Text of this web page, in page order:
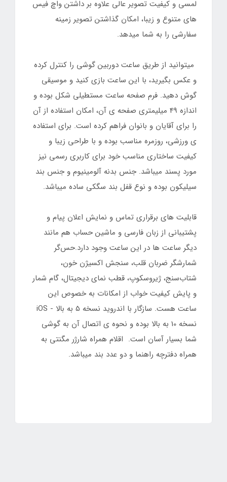
لمسی و کیفیت تصویر عالی علاوه بر داشتن واچ فیس
های متنوع و زیبا، امکان گذاشتن تصویر زمینه
سفارشی را به شما میدهد.
میتوانید از طریق ساعت دوربین گوشی را کنترل کرده
و عکس بگیرید، با این ساعت بازی کنید و موسیقی
گوش دهید. فرم صفحه ساعت مستطیلی شکل بوده و
اندازه 49 میلیمتری صفحه ی آن، امکان استفاده از آن
را برای آقایان و بانوان فراهم کرده است. برای استفاده
ی ورزشی، روزمره مناسب بوده و با طراحی زیبا و
کیفیت ساختاری مناسب خود برای کاربری رسمی نیز
مورد پسند میباشد. جنس بدنه آلومینیوم و جنس بند
سیلیکون بوده و نوع قفل بند سگکی ساده میباشد.
قابلیت های برقراری تماس و نمایش اعلان پیام و
پشتیبانی از زبان فارسی و ماشین حساب هم مانند
دیگر ساعت ها در این ساعت وجود دارد.حس‌گر
شمارشگر ضربان قلب، سنجش اکسیژن خون،
شتاب‌سنج، ژیروسکوپ، قطب نمای دیجیتال، گام شمار
و پایش کیفیت خواب از امکانات به خصوص این
ساعت هست. سازگار با اندروید نسخه 5 به بالا - iOS
نسخه 10 به بالا بوده و نحوه ی اتصال آن به گوشی
شما بسیار آسان است. اقلام همراه شارژر مگنتی به
همراه دفترچه راهنما و دو عدد بند میباشد.